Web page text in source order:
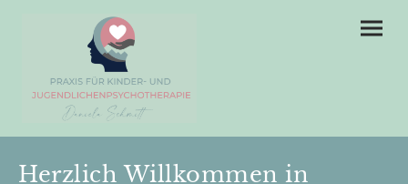
Herzlich Willkommen in